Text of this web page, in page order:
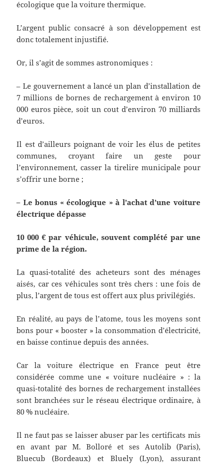
écologique que la voiture thermique.
L’argent public consacré à son développement est
donc totalement injustifié.
Or, il s’agit de sommes astronomiques :
– Le gouvernement a lancé un plan d’installation de
7 millions de bornes de rechargement à environ 10
000 euros pièce, soit un cout d’environ 70 milliards
d’euros.
Il est d’ailleurs poignant de voir les élus de petites
communes, croyant faire un geste pour
l’environnement, casser la tirelire municipale pour
s’offrir une borne ;
– Le bonus « écologique » à l’achat d’une voiture
électrique dépasse
10 000 € par véhicule, souvent complété par une
prime de la région.
La quasi-totalité des acheteurs sont des ménages
aisés, car ces véhicules sont très chers : une fois de
plus, l’argent de tous est offert aux plus privilégiés.
En réalité, au pays de l’atome, tous les moyens sont
bons pour « booster » la consommation d’électricité,
en baisse continue depuis des années.
Car la voiture électrique en France peut être
considérée comme une « voiture nucléaire » : la
quasi-totalité des bornes de rechargement installées
sont branchées sur le réseau électrique ordinaire, à
80 % nucléaire.
Il ne faut pas se laisser abuser par les certificats mis
en avant par M. Bolloré et ses Autolib (Paris),
Bluecub (Bordeaux) et Bluely (Lyon), assurant